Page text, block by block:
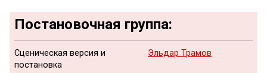
Постановочная группа:
Сценическая версия и
постановка
Эльдар Трамов